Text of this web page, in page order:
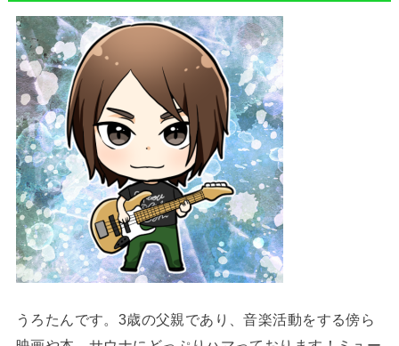
うろたんです。3歳の父親であり、音楽活動をする傍ら